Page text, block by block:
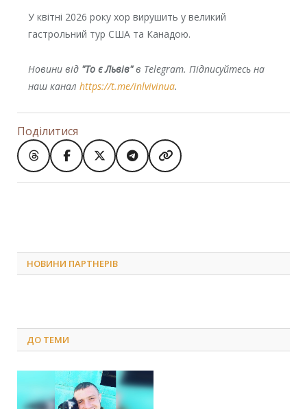
У квітні 2026 року хор вирушить у великий
гастрольний тур США та Канадою.
Новини від "То є Львів"в Telegram. Підписуйтесь на
наш канал https://t.me/inlvivinua.
Поділитися
НОВИНИ ПАРТНЕРІВ
ДО ТЕМИ